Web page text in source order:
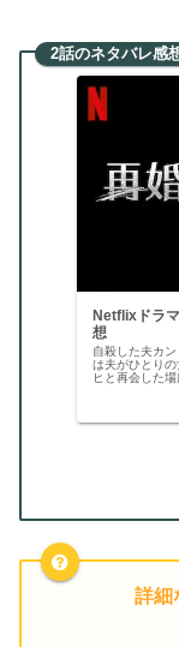
2話のネタバレ感
Netflixドラ
想
自殺した夫カ
は夫がひとり
ヒと再会した
夫を死に追い
詳細